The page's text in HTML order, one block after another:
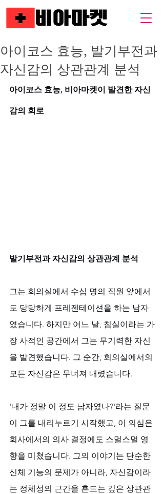
아이코스 효능, 발기부전과
자신감의 상관관계 분석
아이코스 효능, 비아마켓이 발견한 자신
감의 회로
발기부전과 자신감의 상관관계 분석
그는 회의실에서 수십 명의 직원 앞에서
도 당당하게 프레젠테이션을 하는 남자
였습니다. 하지만 어느 날, 침실이라는 가
장 사적인 공간에서 그는 무기력한 자신
을 발견했습니다. 그 순간, 회의실에서의
모든 자신감은 무너져 내렸습니다.
'내가 정말 이 정도 남자였나?'라는 질문
이 그를 내리누르기 시작했고, 이 의심은
회사에서의 의사 결정에도 스멀스멀 영
향을 미쳤습니다. 그의 이야기는 단순한
신체 기능의 문제가 아니라, 자신감이라
는 정체성의 근간을 흔드는 깊은 상관관